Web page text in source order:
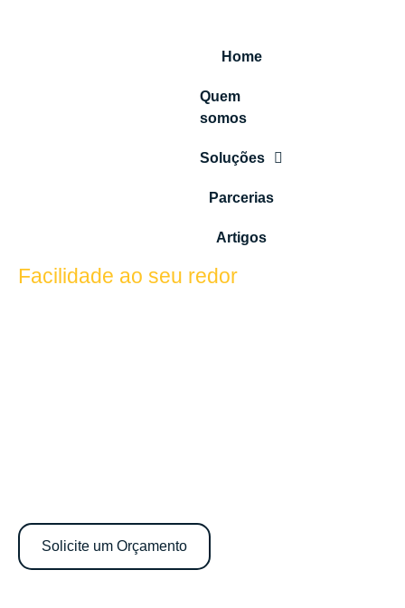
Home
Quem
somos
Soluções
Parcerias
Artigos
Facilidade ao seu redor
Solicite um Orçamento